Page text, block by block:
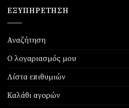
ΕΞΥΠΗΡΈΤΗΣΗ
Αναζήτηση
Ο λογαριασμός μου
Λίστα επιθυμιών
Καλάθι αγορών